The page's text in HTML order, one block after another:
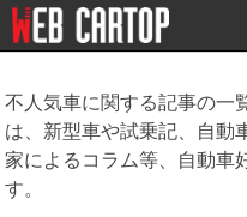
不人気車に関する記事の一
は、新型車や試乗記、自動
家によるコラム等、自動車
す。